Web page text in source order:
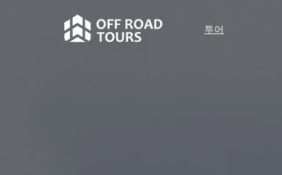
투어
투어